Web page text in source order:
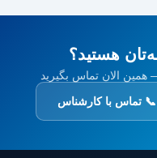
هستید؟
همین الان تماس بگیرید
📞 تماس با کارشناس